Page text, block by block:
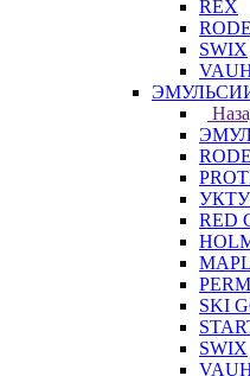
REX
RODE
SWIX
RODE
RED
SKI
SWIX